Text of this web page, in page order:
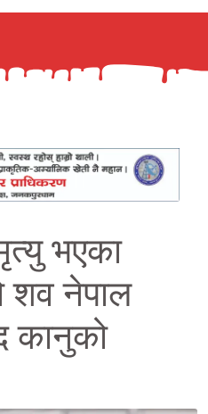
भएका
शव नेपाल
कानुको